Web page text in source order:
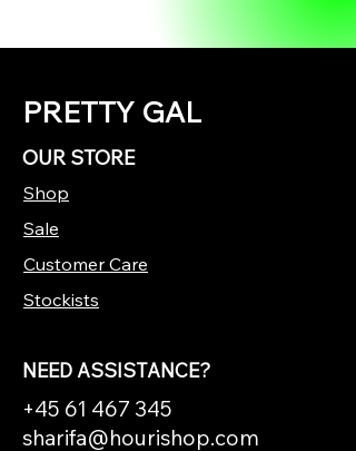
PRETTY GAL
OUR STORE
Shop
Sale
Customer Care
Stockists
NEED ASSISTANCE?
+45 61 467 345
sharifa@hourishop.com